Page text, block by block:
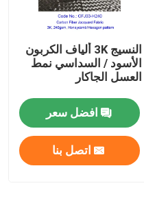
النسيج 3K ألياف الكربون
الأسود / السداسي نمط
العسل الجاكار
افضل سعر
اتصل بنا